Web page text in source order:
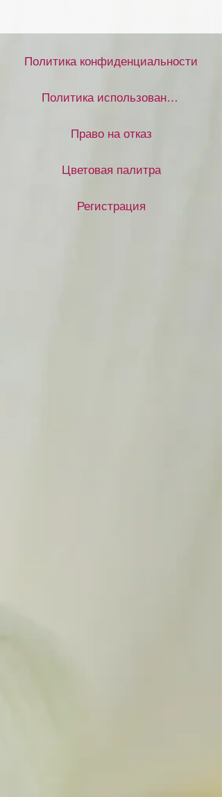
Политика конфиденциальности
Политика использования файлов cookie
Право на отказ
Цветовая палитра
Регистрация